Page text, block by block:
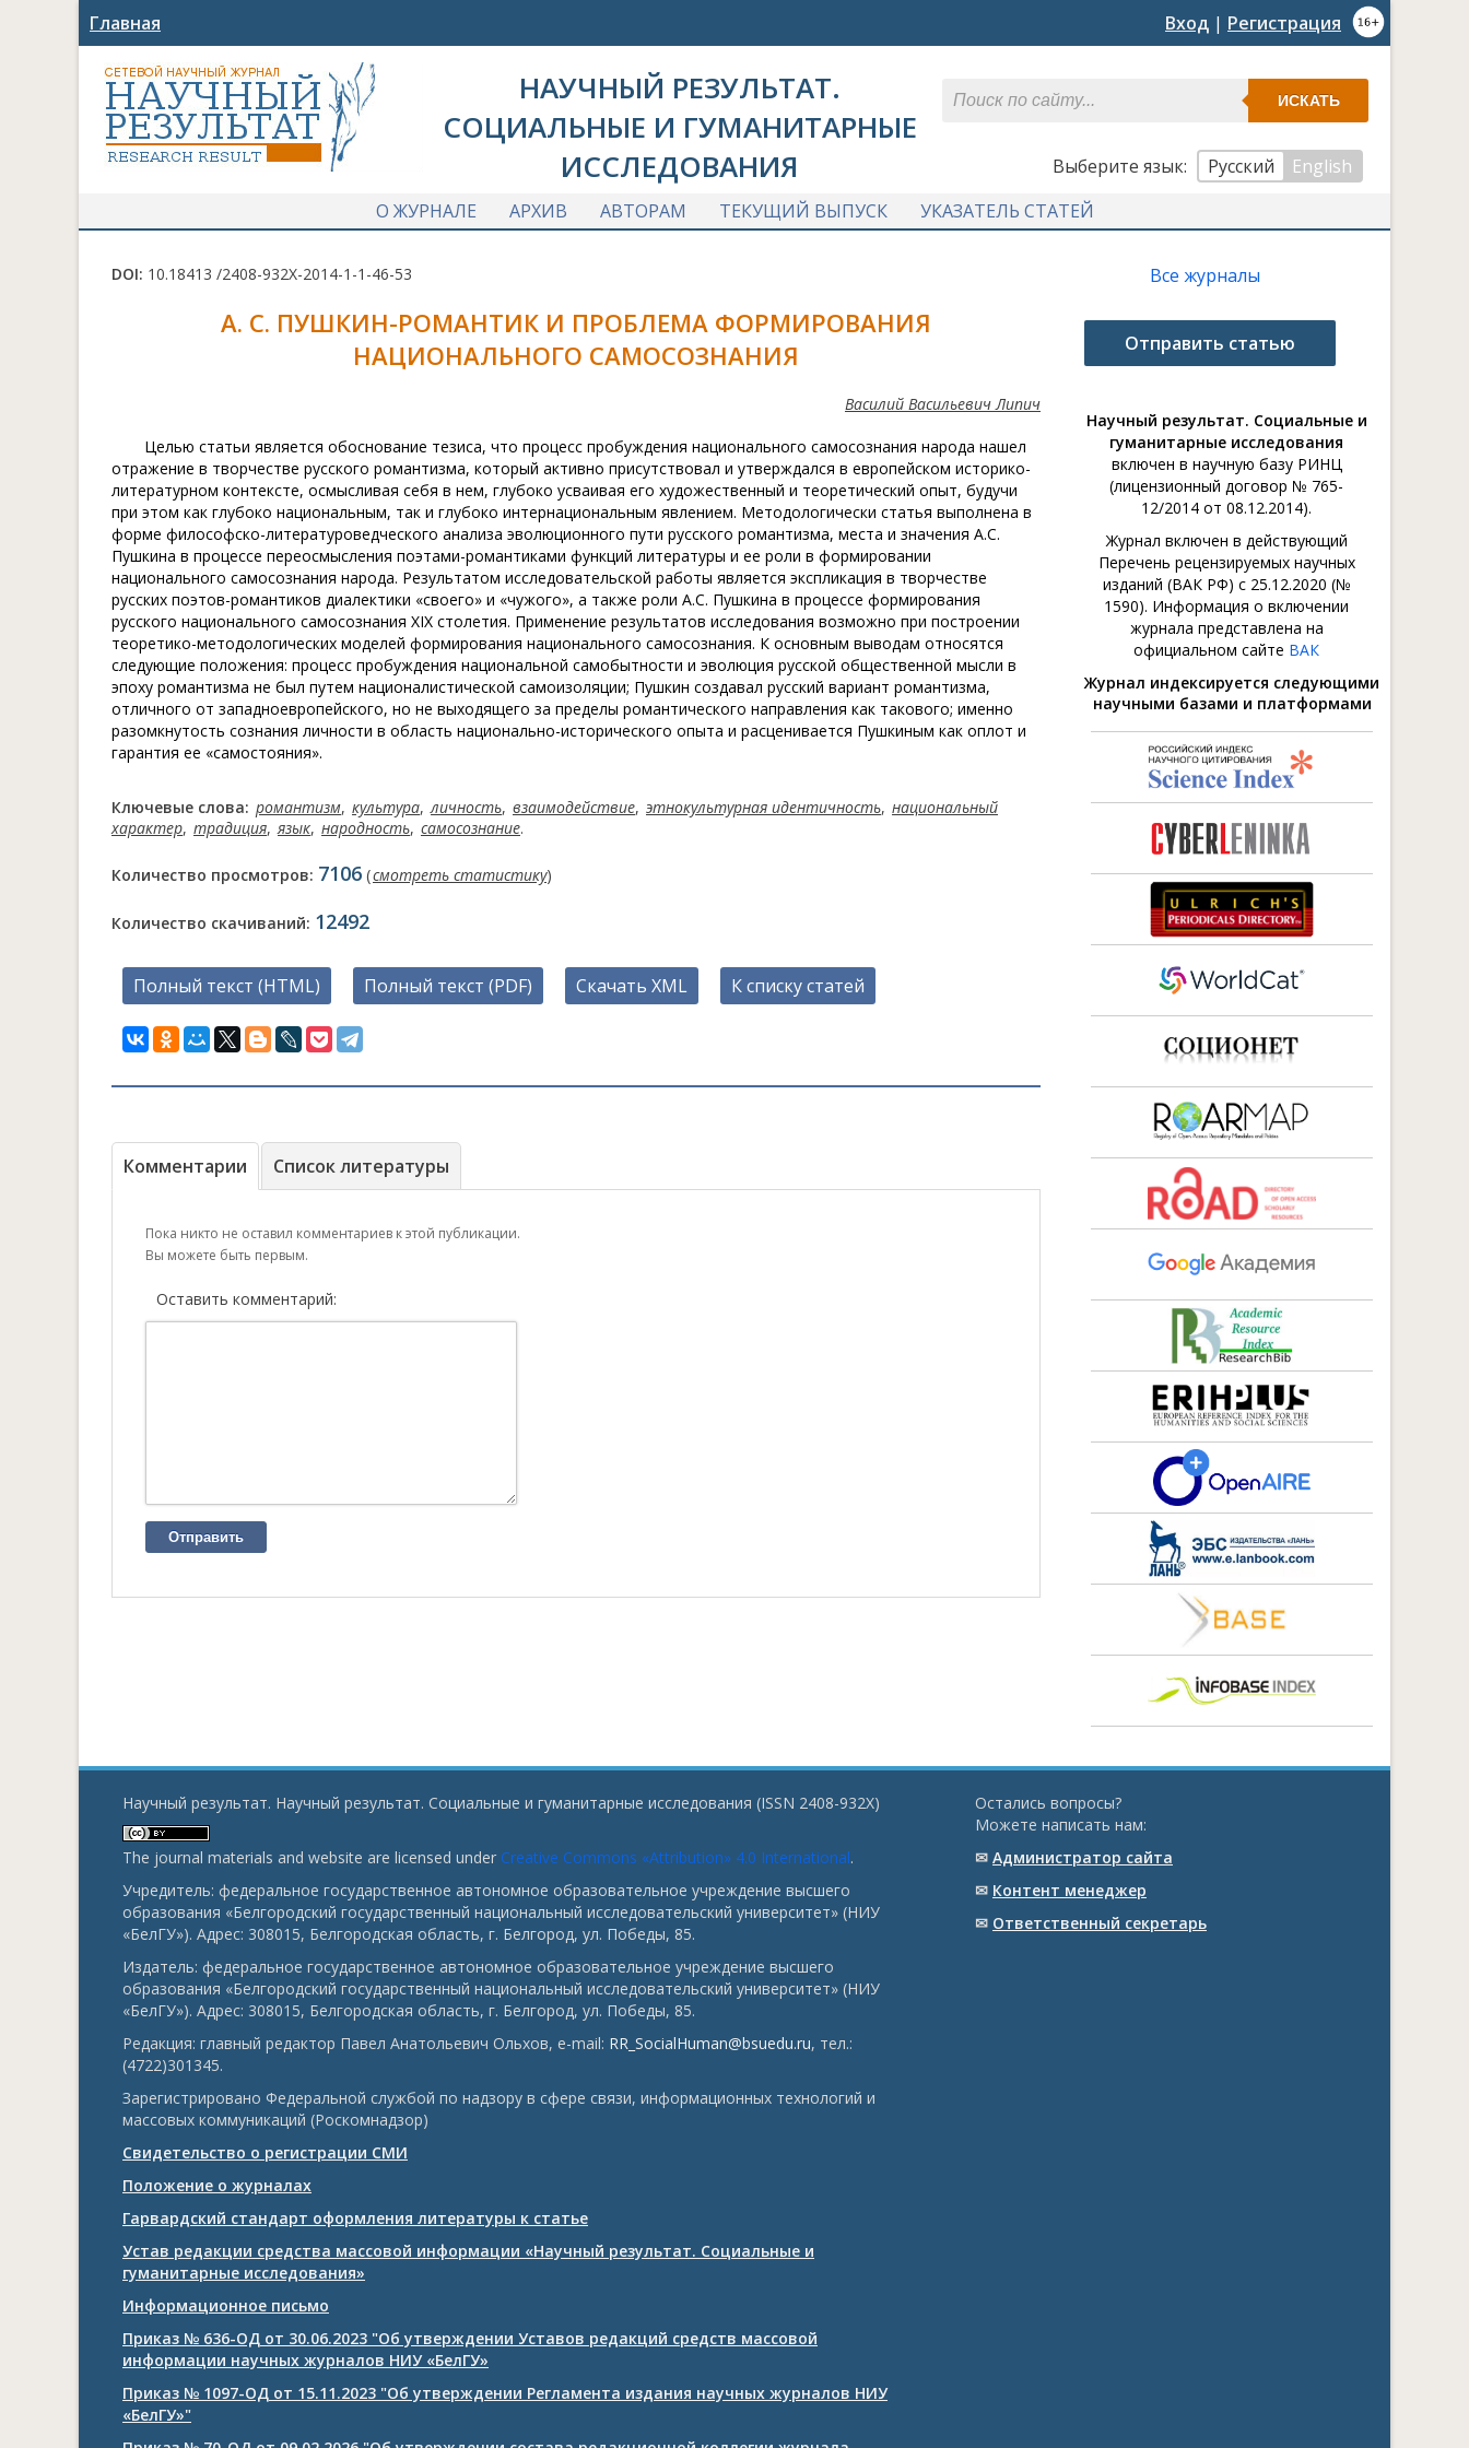
Главная Вход | Регистрация
НАУЧНЫЙ РЕЗУЛЬТАТ.
СОЦИАЛЬНЫЕ И ГУМАНИТАРНЫЕ
ИССЛЕДОВАНИЯ
ИСКАТЬ
Выберите язык: Русский
English
О ЖУРНАЛЕ
АРХИВ АВТОРАМ ТЕКУЩИЙ ВЫПУСК УКАЗАТЕЛЬ СТАТЕЙ
DOI: 10.18413 /2408-932X-2014-1-1-46-53
А. С. ПУШКИН-РОМАНТИК И ПРОБЛЕМА ФОРМИРОВАНИЯ
НАЦИОНАЛЬНОГО САМОСОЗНАНИЯ
Василий Васильевич Липич
Целью статьи является обоснование тезиса, что процесс пробуждения национального самосознания народа нашел
отражение в творчестве русского романтизма, который активно присутствовал и утверждался в европейском историко-
литературном контексте, осмысливая себя в нем, глубоко усваивая его художественный и теоретический опыт, будучи
при этом как глубоко национальным, так и глубоко интернациональным явлением. Методологически статья выполнена в
форме философско-литературоведческого анализа эволюционного пути русского романтизма, места и значения А.С.
Пушкина в процессе переосмысления поэтами-романтиками функций литературы и ее роли в формировании
национального самосознания народа. Результатом исследовательской работы является экспликация в творчестве
русских поэтов-романтиков диалектики «своего» и «чужого», а также роли А.С. Пушкина в процессе формирования
русского национального самосознания XIX столетия. Применение результатов исследования возможно при построении
теоретико-методологических моделей формирования национального самосознания. К основным выводам относятся
следующие положения: процесс пробуждения национальной самобытности и эволюция русской общественной мысли в
эпоху романтизма не был путем националистической самоизоляции; Пушкин создавал русский вариант романтизма,
отличного от западноевропейского, но не выходящего за пределы романтического направления как такового; именно
разомкнутость сознания личности в область национально-исторического опыта и расценивается Пушкиным как оплот и
гарантия ее «самостояния».
Ключевые слова: романтизм, культура, личность, взаимодействие, этнокультурная идентичность, национальный
характер, традиция, язык, народность, самосознание.
Количество просмотров: 7106 (смотреть статистику)
Количество скачиваний: 12492
Полный текст (HTML) Полный текст (PDF) Скачать XML К списку статей
Комментарии Список литературы
Пока никто не оставил комментариев к этой публикации.
Вы можете быть первым.
Оставить комментарий:
Отправить
Все журналы
Отправить статью
Научный результат. Социальные и
гуманитарные исследования
включен в научную базу РИНЦ
(лицензионный договор № 765-
12/2014 от 08.12.2014).
Журнал включен в действующий
Перечень рецензируемых научных
изданий (ВАК РФ) с 25.12.2020 (№
1590). Информация о включении
журнала представлена на
официальном сайте ВАК
Журнал индексируется следующими
научными базами и платформами
Научный результат. Научный результат. Социальные и гуманитарные исследования (ISSN 2408-932X)
The journal materials and website are licensed under Creative Commons «Attribution» 4.0 International.
Учредитель: федеральное государственное автономное образовательное учреждение высшего
образования «Белгородский государственный национальный исследовательский университет» (НИУ
«БелГУ»). Адрес: 308015, Белгородская область, г. Белгород, ул. Победы, 85.
Издатель: федеральное государственное автономное образовательное учреждение высшего
образования «Белгородский государственный национальный исследовательский университет» (НИУ
«БелГУ»). Адрес: 308015, Белгородская область, г. Белгород, ул. Победы, 85.
Редакция: главный редактор Павел Анатольевич Ольхов, e-mail: RR_SocialHuman@bsuedu.ru, тел.:
(4722)301345.
Зарегистрировано Федеральной службой по надзору в сфере связи, информационных технологий и
массовых коммуникаций (Роскомнадзор)
Свидетельство о регистрации СМИ
Положение о журналах
Гарвардский стандарт оформления литературы к статье
Устав редакции средства массовой информации «Научный результат. Социальные и
гуманитарные исследования»
Информационное письмо
Приказ № 636-ОД от 30.06.2023 "Об утверждении Уставов редакций средств массовой
информации научных журналов НИУ «БелГУ»
Приказ № 1097-ОД от 15.11.2023 "Об утверждении Регламента издания научных журналов НИУ
«БелГУ»"
Остались вопросы?
Можете написать нам:
✉ Администратор сайта
✉ Контент менеджер
✉ Ответственный cекретарь